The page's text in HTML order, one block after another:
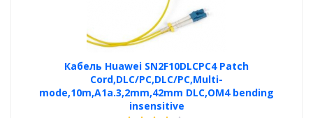
Кабель Huawei SN2F10DLCPC4 Patch
Cord,DLC/PC,DLC/PC,Multi-
mode,10m,A1a.3,2mm,42mm DLC,OM4 bending
insensitive